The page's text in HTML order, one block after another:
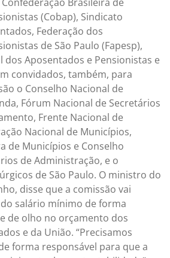
(Cobap), Sindicato
Federação dos
de São Paulo (Fapesp),
dos Aposentados e Pensionistas e
convidados, também, para
o Conselho Nacional de
Fórum Nacional de Secretários
Frente Nacional de
Nacional de Municípios,
de Municípios e Conselho
de Administração, e o
de São Paulo. O ministro do
disse que a comissão vai
salário mínimo de forma
de olho no orçamento dos
e da União. “Precisamos
forma responsável para que a